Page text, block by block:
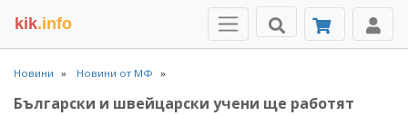
kik.info
Новини Новини от МФ
Български и швейцарски учени ще работят